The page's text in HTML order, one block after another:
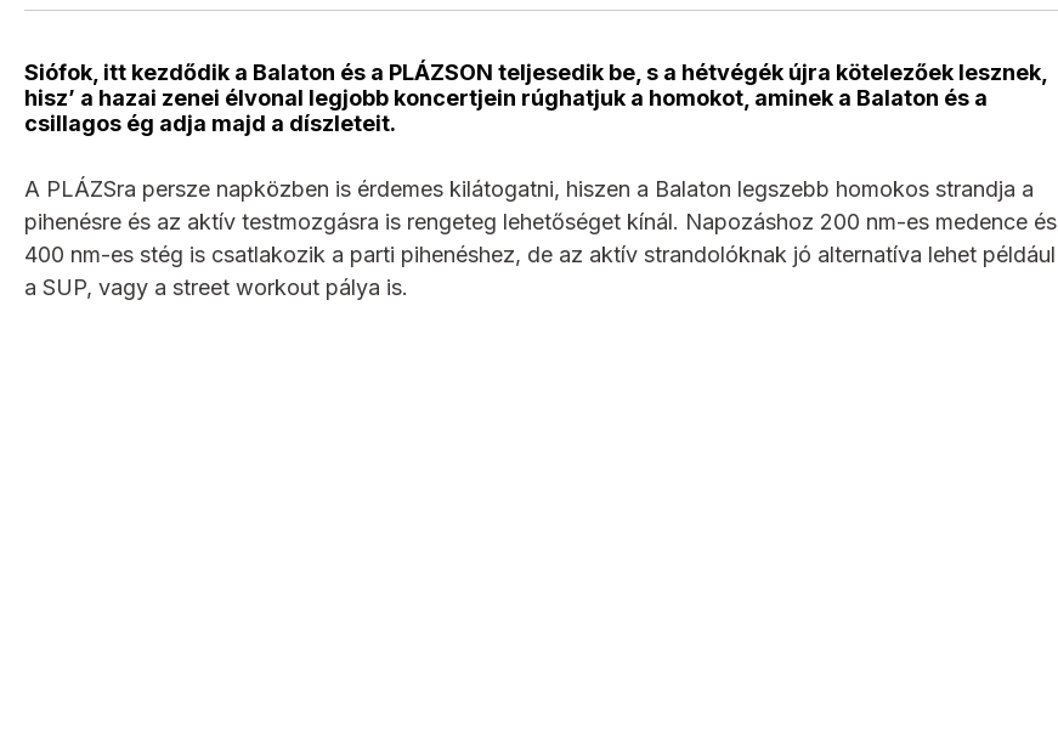
Siófok, itt kezdődik a Balaton és a PLÁZSON teljesedik be, s a hétvégék újra kötelezőek lesznek,
hisz’ a hazai zenei élvonal legjobb koncertjein rúghatjuk a homokot, aminek a Balaton és a
csillagos ég adja majd a díszleteit.
A PLÁZSra persze napközben is érdemes kilátogatni, hiszen a Balaton legszebb homokos strandja a
pihenésre és az aktív testmozgásra is rengeteg lehetőséget kínál. Napozáshoz 200 nm-es medence és
400 nm-es stég is csatlakozik a parti pihenéshez, de az aktív strandolóknak jó alternatíva lehet például
a SUP, vagy a street workout pálya is.